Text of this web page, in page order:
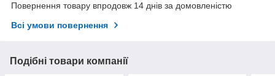
Повернення товару впродовж 14 днів за домовленістю
Всі умови повернення
Подібні товари компанії